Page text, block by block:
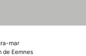
mar
de Eemnes